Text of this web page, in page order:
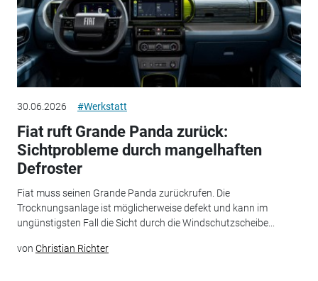
30.06.2026 #Werkstatt
Fiat ruft Grande Panda zurück:
Sichtprobleme durch mangelhaften
Defroster
Fiat muss seinen Grande Panda zurückrufen. Die
Trocknungsanlage ist möglicherweise defekt und kann im
ungünstigsten Fall die Sicht durch die Windschutzscheibe...
von Christian Richter